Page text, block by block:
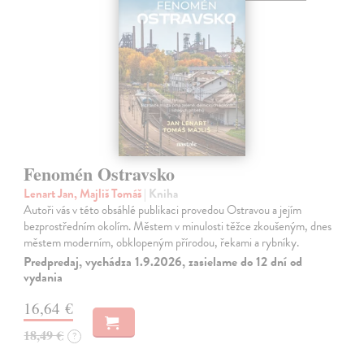
Fenomén Ostravsko
Lenart Jan, Majliš Tomáš| Kniha
Autoři vás v této obsáhlé publikaci provedou Ostravou a jejím
bezprostředním okolím. Městem v minulosti těžce zkoušeným, dnes
městem moderním, obklopeným přírodou, řekami a rybníky.
Predpredaj, vychádza 1.9.2026, zasielame do 12 dní od
vydania
16,64 €
18,49 € ?